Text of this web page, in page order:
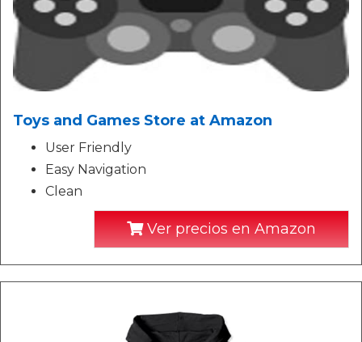
Toys and Games Store at Amazon
User Friendly
Easy Navigation
Clean
Ver precios en Amazon